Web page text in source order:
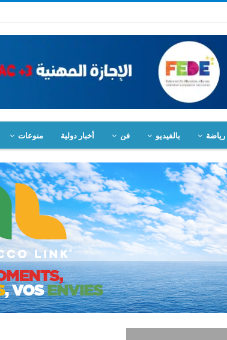
رياضة بالفيديو فن أخبار دولية منوعات